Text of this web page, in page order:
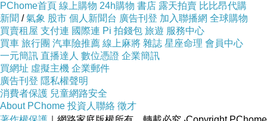
PChome首頁 線上購物 24h購物 書店 露天拍賣 比比昂代購
新聞 /氣象 股市 個人新聞台 廣告刊登 加入聯播網 全球購物
買賣租屋 支付連 國際連 Pi 拍錢包 旅遊 服務中心
買車 旅行團 汽車險推薦 線上麻將 雜誌 星座命理 會員中心
一元簡訊 直播達人 數位憑證 企業簡訊
買網址 虛擬主機 企業郵件
廣告刊登 隱私權聲明
消費者保護 兒童網路安全
About PChome 投資人聯絡 徵才